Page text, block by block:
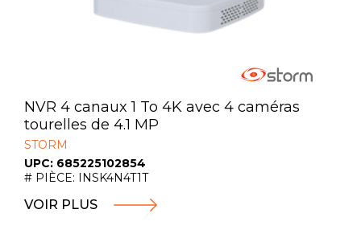
NVR 4 canaux 1 To 4K avec 4 caméras
tourelles de 4.1 MP
STORM
UPC: 685225102854
# PIÈCE: INSK4N4T1T
VOIR PLUS